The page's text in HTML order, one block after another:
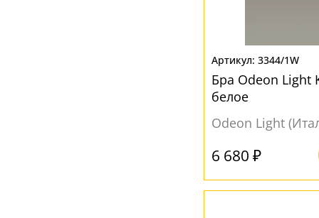
3344/1W
Бра Odeon Light
белое
Odeon Light
6 680 ₽